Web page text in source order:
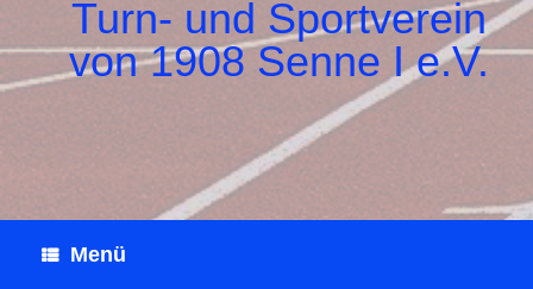
Turn- und Sportverein
von 1908 Senne I e.V.
Menü